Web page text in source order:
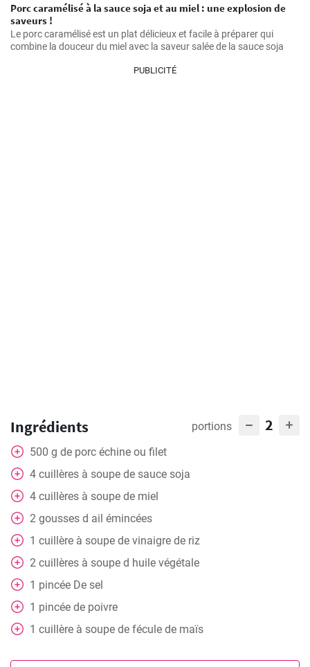
Porc caramélisé à la sauce soja et au miel : une explosion de
saveurs !
Le porc caramélisé est un plat délicieux et facile à préparer qui
combine la douceur du miel avec la saveur salée de la sauce soja
PUBLICITÉ
Ingrédients portions 2
500 g de porc échine ou filet
4 cuillères à soupe de sauce soja
4 cuillères à soupe de miel
2 gousses d ail émincées
1 cuillère à soupe de vinaigre de riz
2 cuillères à soupe d huile végétale
1 pincée De sel
1 pincée de poivre
1 cuillère à soupe de fécule de maïs